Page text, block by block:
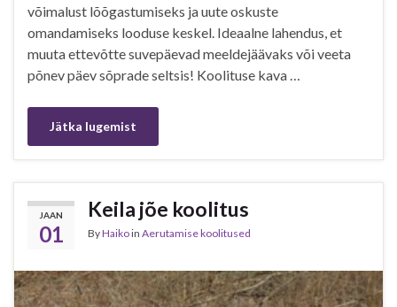
võimalust lõõgastumiseks ja uute oskuste
omandamiseks looduse keskel. Ideaalne lahendus, et
muuta ettevõtte suvepäevad meeldejäävaks või veeta
põnev päev sõprade seltsis! Koolituse kava …
Jätka lugemist
JAAN
01
Keila jõe koolitus
ByHaikoin Aerutamise koolitused